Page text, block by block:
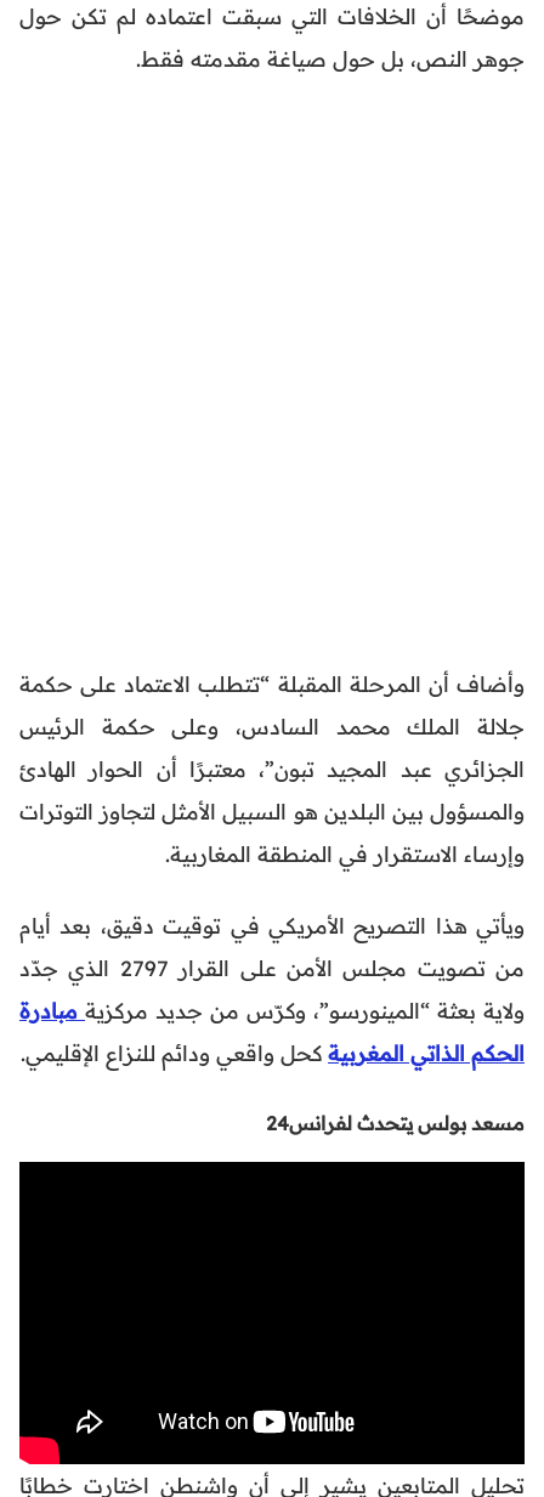
موضحًا أن الخلافات التي سبقت اعتماده لم تكن حول
جوهر النص، بل حول صياغة مقدمته فقط.
وأضاف أن المرحلة المقبلة “تتطلب الاعتماد على حكمة
جلالة الملك محمد السادس، وعلى حكمة الرئيس
الجزائري عبد المجيد تبون”، معتبرًا أن الحوار الهادئ
والمسؤول بين البلدين هو السبيل الأمثل لتجاوز التوترات
وإرساء الاستقرار في المنطقة المغاربية.
ويأتي هذا التصريح الأمريكي في توقيت دقيق، بعد أيام
من تصويت مجلس الأمن على القرار 2797 الذي جدّد
ولاية بعثة “المينورسو”، وكرّس من جديد مركزية مبادرة
الحكم الذاتي المغربية كحل واقعي ودائم للنزاع الإقليمي.
مسعد بولس يتحدث لفرانس24
تحليل المتابعين يشير إلى أن واشنطن اختارت خطابًا